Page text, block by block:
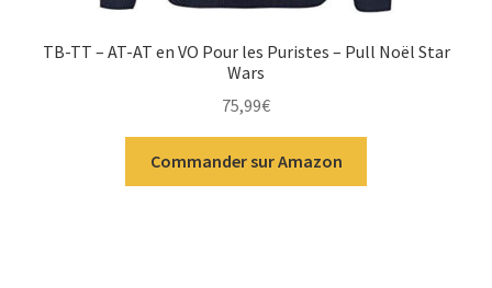
TB-TT – AT-AT en VO Pour les Puristes – Pull Noël Star
Wars
75,99€
Commander sur Amazon